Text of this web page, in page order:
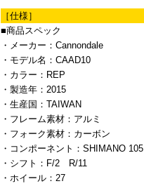
［仕様］
■商品スペック
・メーカー：Cannondale
・モデル名：CAAD10
・カラー：REP
・製造年：2015
・生産国：TAIWAN
・フレーム素材：アルミ
・フォーク素材：カーボン
・コンポーネント：SHIMANO 105
・シフト：F/2 R/11
・ホイール：27